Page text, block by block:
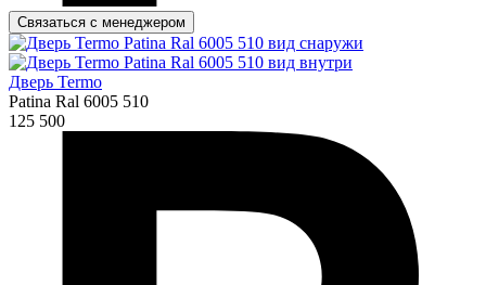
Связаться с менеджером
Дверь Termo
Patina Ral 6005 510
125 500